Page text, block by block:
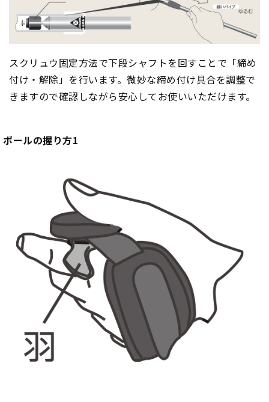
スクリュウ固定方法で下段シャフトを回すことで「締め
付け・解除」を行います。微妙な締め付け具合を調整で
きますので確認しながら安心してお使いいただけます。
ポールの握り方1